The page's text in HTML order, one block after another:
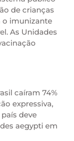
de crianças
o imunizante
As Unidades
caíram 74%
expressiva,
deve
aegypti em